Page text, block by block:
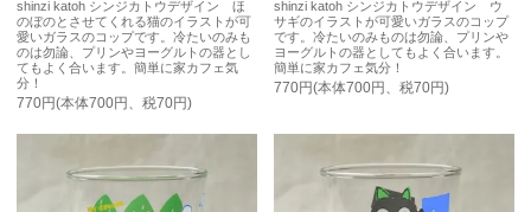
shinzi katoh シンジカトウデザイン ほ
のぼのとさせてくれる猫のイラストが可
愛いガラスのコップです。冷たいのみも
のは勿論、プリンやヨーグルトの器とし
てもよく合います。簡単に家カフェ気
分！
770円(本体700円、税70円)
shinzi katoh シンジカトウデザイン ウ
サギのイラストが可愛いガラスのコップ
です。冷たいのみものは勿論、プリンや
ヨーグルトの器としてもよく合います。
簡単に家カフェ気分！
770円(本体700円、税70円)